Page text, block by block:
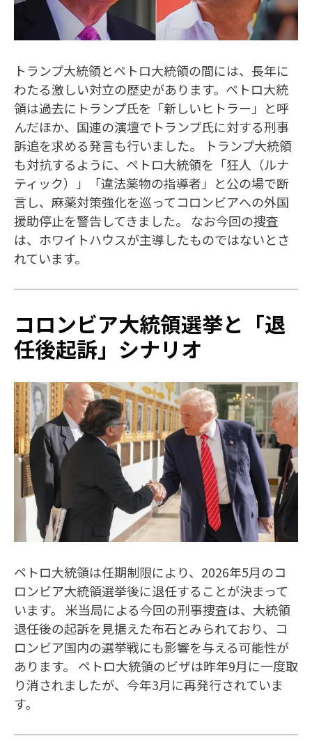
トランプ大統領とペトロ大統領の間には、長年に
わたる激しい対立の歴史があります。ペトロ大統
領は過去にトランプ氏を「新しいヒトラー」と呼
んだほか、国連の演壇でトランプ氏に対する刑事
訴追を求める発言も行いました。 トランプ大統領
も対抗するように、ペトロ大統領を「狂人（ルナ
ティック）」「違法薬物の指導者」と公の場で断
言し、麻薬対策強化を巡ってコロンビアへの外国
援助停止を警告してきました。 なお今回の捜査
は、ホワイトハウスが主導したものではないとさ
れています。
コロンビア大統領選挙と「退
任後起訴」シナリオ
ペトロ大統領は任期制限により、2026年5月のコ
ロンビア大統領選挙後に退任することが決まって
います。 米当局による今回の刑事捜査は、大統領
退任後の起訴を見据えた布石とみられており、コ
ロンビア国内の選挙戦にも影響を与える可能性が
あります。 ペトロ大統領のビザは昨年9月に一度取
り消されましたが、今年3月に再発行されていま
す。